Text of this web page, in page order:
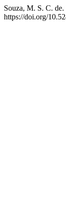
Souza, M. S. C.
https://doi.org/